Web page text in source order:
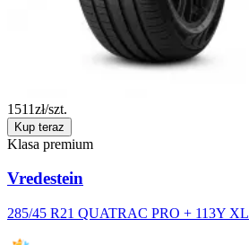
1511zł/szt.
Kup teraz
Klasa premium
Vredestein
285/45 R21 QUATRAC PRO + 113Y XL